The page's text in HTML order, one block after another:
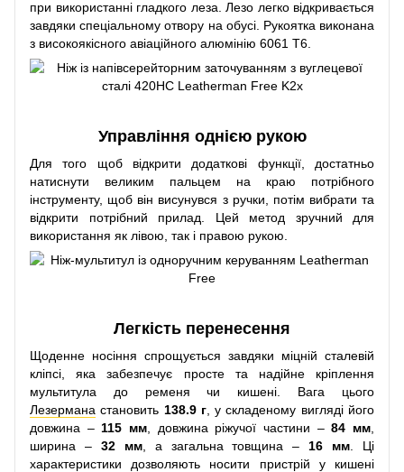
при використанні гладкого леза. Лезо легко відкривається
завдяки спеціальному отвору на обусі. Рукоятка виконана
з високоякісного авіаційного алюмінію 6061 T6.
Управління однією рукою
Для того щоб відкрити додаткові функції, достатньо
натиснути великим пальцем на краю потрібного
інструменту, щоб він висунувся з ручки, потім вибрати та
відкрити потрібний прилад. Цей метод зручний для
використання як лівою, так і правою рукою.
Легкість перенесення
Щоденне носіння спрощується завдяки міцній сталевій
кліпсі, яка забезпечує просте та надійне кріплення
мультитула до ременя чи кишені. Вага цього
Лезермана становить 138.9 г, у складеному вигляді його
довжина – 115 мм , довжина ріжучої частини –84 мм
ширина – 32 мм, а загальна товщина – 16 мм . Ці
характеристики дозволяють носити пристрій у кишені